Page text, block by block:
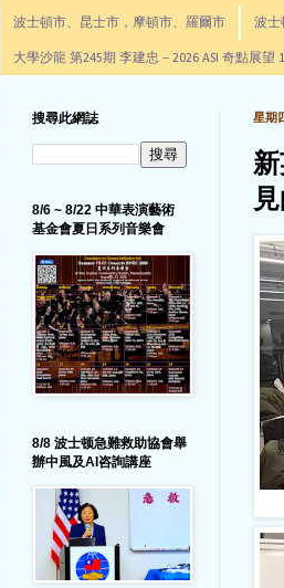
波士頓市、昆士市，摩頓市、羅爾市 波士
大學沙龍 第245期 李建忠－2026 ASI 奇點展望
星期
見
搜尋此網誌
8/6 ~ 8/22 中華表演藝術
基金會夏日系列音樂會
8/8 波士顿急難救助協會舉
辦中風及AI咨詢講座